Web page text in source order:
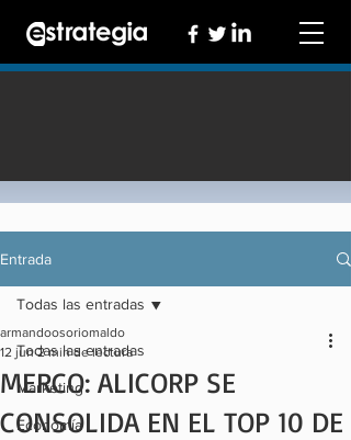
Entrada
Todas las entradas
Marketing
Economía
Todas las entradas
MERCO: ALICORP SE
CONSOLIDA EN EL TOP 10 DE
armandoosoriomaldo
12 jun 2 min de lectura